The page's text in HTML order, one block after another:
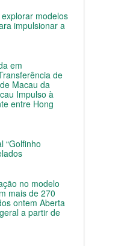
modelos
impulsionar a
em
de
Macau da
Impulso à
entre Hong
“Golfinho
no modelo
mais de 270
ontem Aberta
a partir de